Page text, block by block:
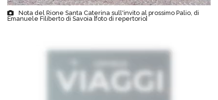
Nota del Rione Santa Caterina sull'invito al prossimo Palio, di
Emanuele Filiberto di Savoia [foto di repertorio]